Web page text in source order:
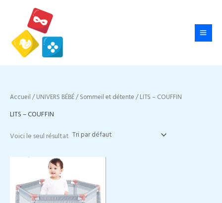
Accueil /UNIVERS BÉBÉ/Sommeil et détente / LITS – COUFFIN
LITS – COUFFIN
Voici le seul résultat